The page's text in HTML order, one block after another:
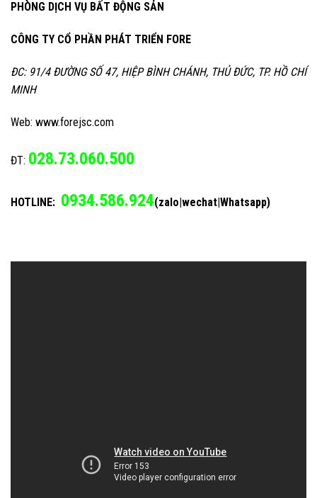
PHÒNG DỊCH VỤ BẤT ĐỘNG SẢN
CÔNG TY CỔ PHẦN PHÁT TRIỂN FORE
ĐC: 91/4 ĐƯỜNG SỐ 47, HIỆP BÌNH CHÁNH, THỦ ĐỨC, TP. HỒ CHÍ
MINH
Web: www.forejsc.com
ĐT: 028.73.060.500
HOTLINE: 0934.586.924(zalo|wechat|Whatsapp)